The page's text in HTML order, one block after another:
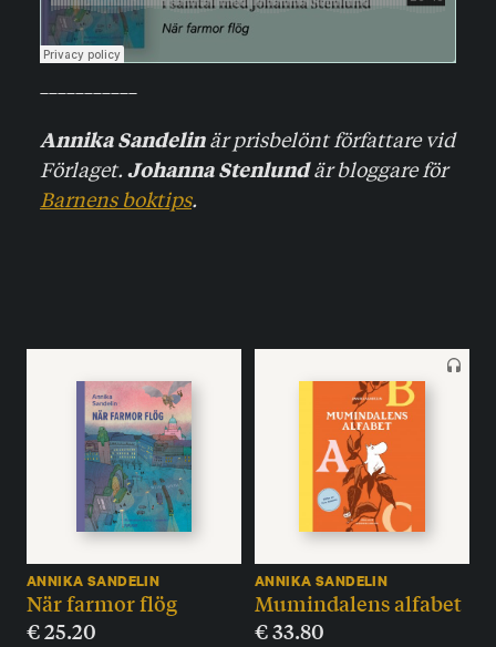
Annika Sandelinär prisbelönt författare vid
Förlaget.Johanna Stenlundär bloggare för
Barnens boktips.
ANNIKA SANDELIN
När farmor flög
€25.20
ANNIKA SANDELIN
Mumindalens alfabet
€33.80